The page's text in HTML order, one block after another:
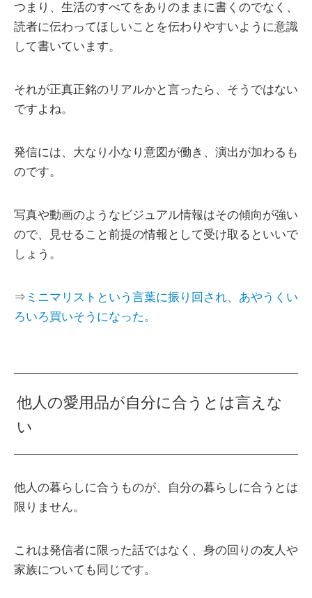
つまり、生活のすべてをありのままに書くのでなく、
読者に伝わってほしいことを伝わりやすいように意識
して書いています。
それが正真正銘のリアルかと言ったら、そうではない
ですよね。
発信には、大なり小なり意図が働き、演出が加わるも
のです。
写真や動画のようなビジュアル情報はその傾向が強い
ので、見せること前提の情報として受け取るといいで
しょう。
⇒ ミニマリストという言葉に振り回され、あやうくい
ろいろ買いそうになった。
他人の愛用品が自分に合うとは言えな
い
他人の暮らしに合うものが、自分の暮らしに合うとは
限りません。
これは発信者に限った話ではなく、身の回りの友人や
家族についても同じです。